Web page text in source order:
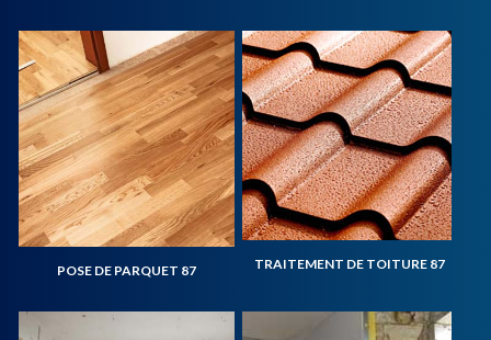
POSE DE PARQUET 87 TRAITEMENT DE TOITURE 87